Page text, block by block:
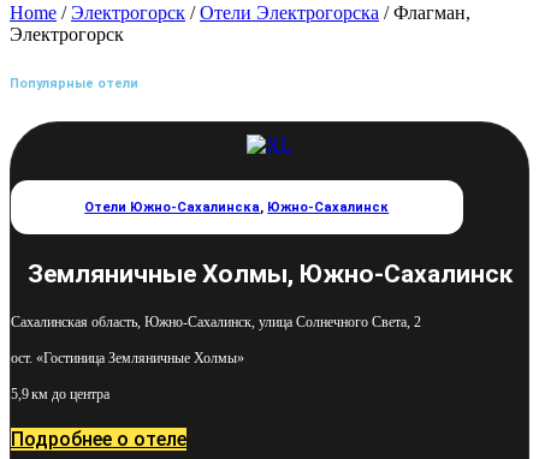
Home /Электрогорск /Отели Электрогорска / Флагман,
Электрогорск
Популярные отели
Отели Южно-Сахалинска, Южно-Сахалинск
Земляничные Холмы, Южно-Сахалинск
Сахалинская область, Южно-Сахалинск, улица Солнечного Света, 2
ост. «Гостиница Земляничные Холмы»
5,9 км до центра
Подробнее о отеле